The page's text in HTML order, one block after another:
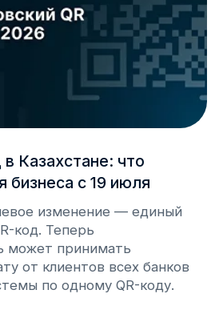
+7 700 777 33 03